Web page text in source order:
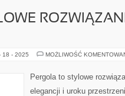
18 - 2025 MOŻLIWOŚĆ
Pergola to stylowe
elegancji i uroku